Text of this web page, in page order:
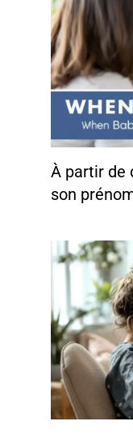
À partir de
son